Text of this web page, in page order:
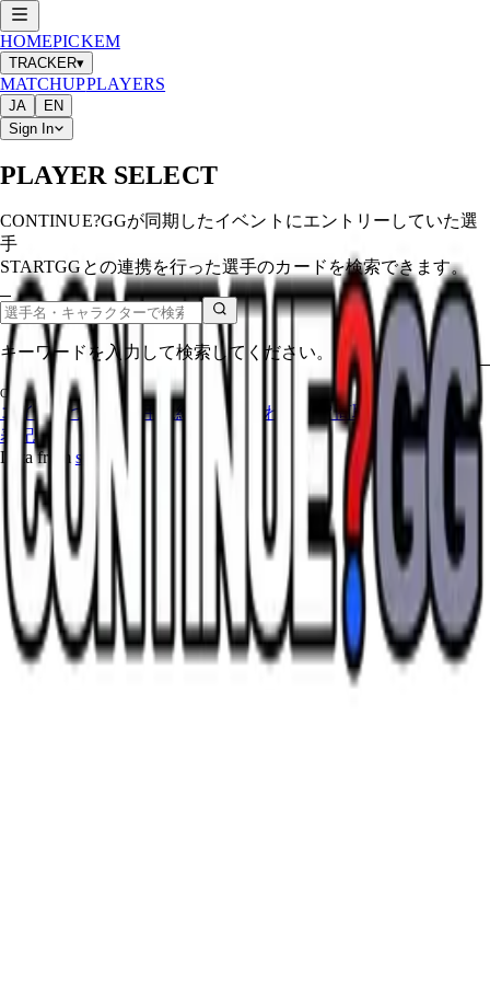
HOMEPICKEM
TRACKER▾
MATCHUPPLAYERS
JA
EN
Sign In
PLAYER SELECT
CONTINUE?GGが同期したイベントにエントリーしていた選
手
STARTGGとの連携を行った選手のカードを検索できます。
キーワードを入力して検索してください。
CONTINUE?GG ©
2026
コインについて利用規約 お問い合わせ
特定商取引法に基づく
表記
Data from start.gg